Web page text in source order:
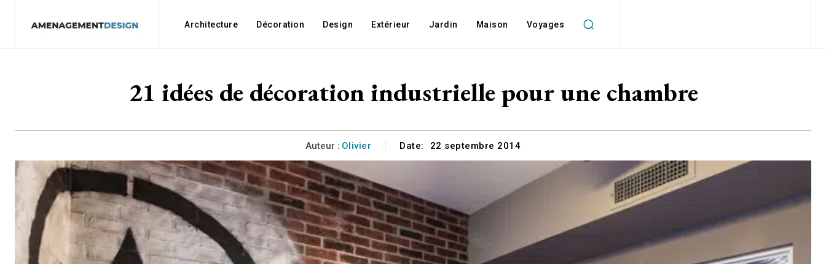
Architecture Décoration Design Extérieur Jardin Maison Voyages
21 idées de décoration industrielle pour une chambre
Auteur : Olivier Date: 22 septembre 2014